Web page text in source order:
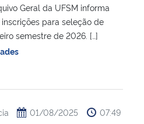
e Comunicações
Geral da UFSM informa
para seleção de
semestre de 2026. […]
01/08/2025 07:49